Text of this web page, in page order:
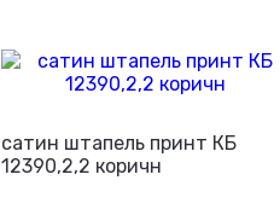
сатин штапель принт КБ
12390,2,2 коричн